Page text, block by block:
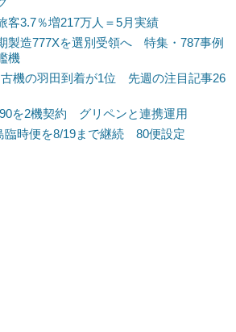
客3.7％増217万人＝5月実績
製造777Xを選別受領へ 特集・787事例
機
機の羽田到着が1位 先週の注目記事26
を2機契約 グリペンと連携運用
臨時便を8/19まで継続 80便設定